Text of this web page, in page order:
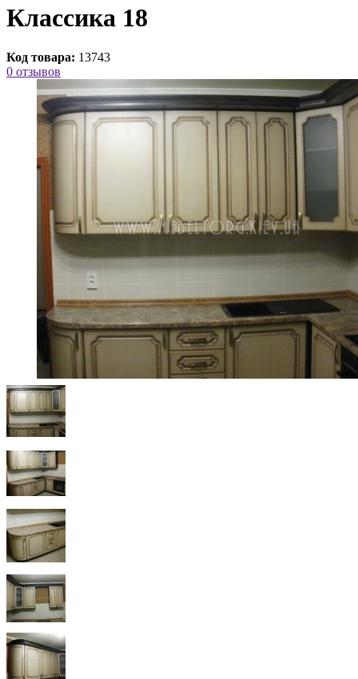
Классика 18
Код товара: 13743
0 отзывов